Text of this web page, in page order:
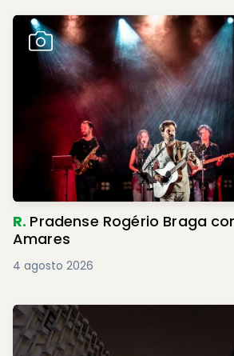
R. Pradense Rogério Braga
Amares
4 agosto 2026